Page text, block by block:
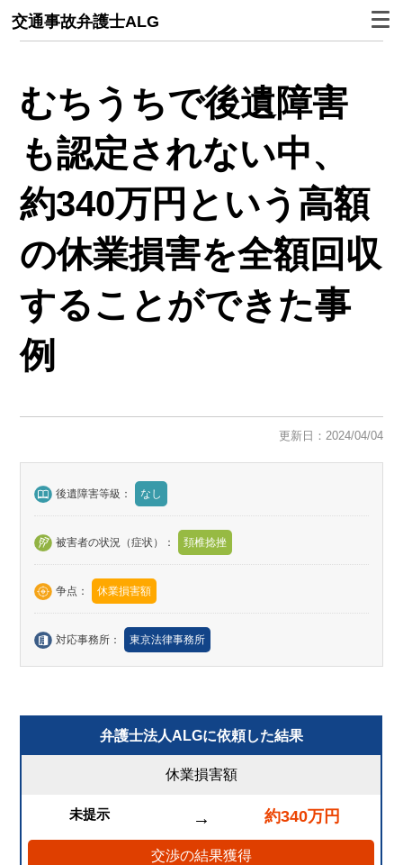
交通事故弁護士ALG
むちうちで後遺障害
も認定されない中、
約340万円という高額
の休業損害を全額回収
することができた事
例
更新日：2024/04/04
後遺障害等級： なし
被害者の状況（症状）： 頚椎捻挫
争点： 休業損害額
対応事務所： 東京法律事務所
弁護士法人ALGに依頼した結果
休業損害額
未提示 → 約340万円
交渉の結果獲得